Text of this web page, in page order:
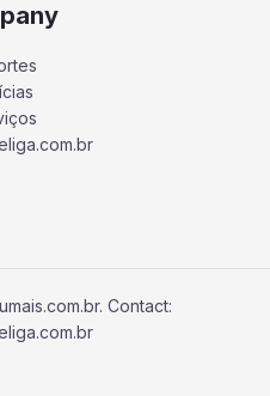
Contact: